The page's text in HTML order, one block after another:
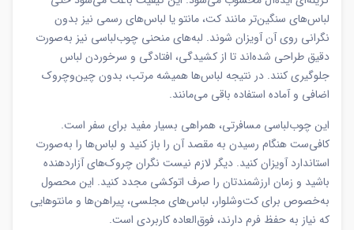
لباس‌های سنگین‌تر مانند کت، مانتو یا لباس‌های رسمی نیز بدون
نگرانی روی آن آویزان شوند. لبه‌های منحنی چوب‌لباسی نیز به‌صورت
دقیق طراحی شده‌اند تا از کشیدگی، افتادگی و سرخوردن لباس
جلوگیری کنند. در نتیجه لباس‌ها همیشه مرتب، بدون چین‌وچروک
اضافی و آماده استفاده باقی می‌مانند.
این چوب‌لباسی مسافرتی، همراهی بسیار مفید برای سفر است.
کافی‌ست هنگام رسیدن به مقصد آن را باز کنید و لباس‌ها را به‌صورت
استاندارد آویزان کنید. دیگر لازم نیست نگران چروک‌های آزاردهنده
باشید و زمان ارزشمندتان را صرف اتوکشی مجدد کنید. این محصول
به‌خصوص برای کت‌وشلوار، لباس‌های مجلسی، پیراهن‌ها و مانتوهایی
که نیاز به حفظ فرم دارند، فوق‌العاده کاربردی است.